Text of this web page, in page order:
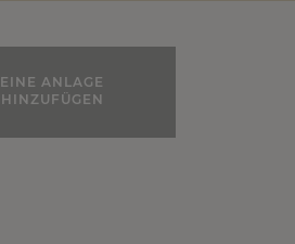
EINE ANLAGE
HINZUFÜGEN